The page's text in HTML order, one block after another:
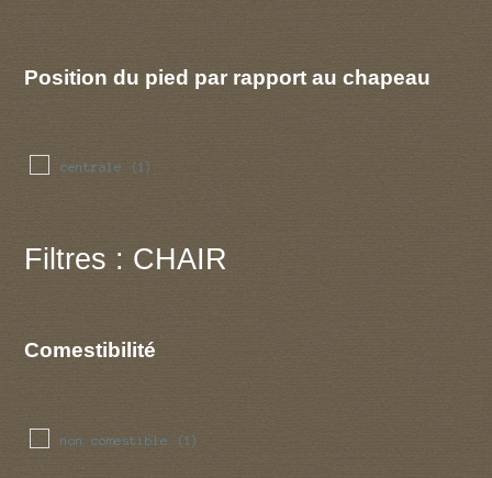
Position du pied par rapport au chapeau
centrale (1)
Filtres : CHAIR
Comestibilité
non comestible (1)